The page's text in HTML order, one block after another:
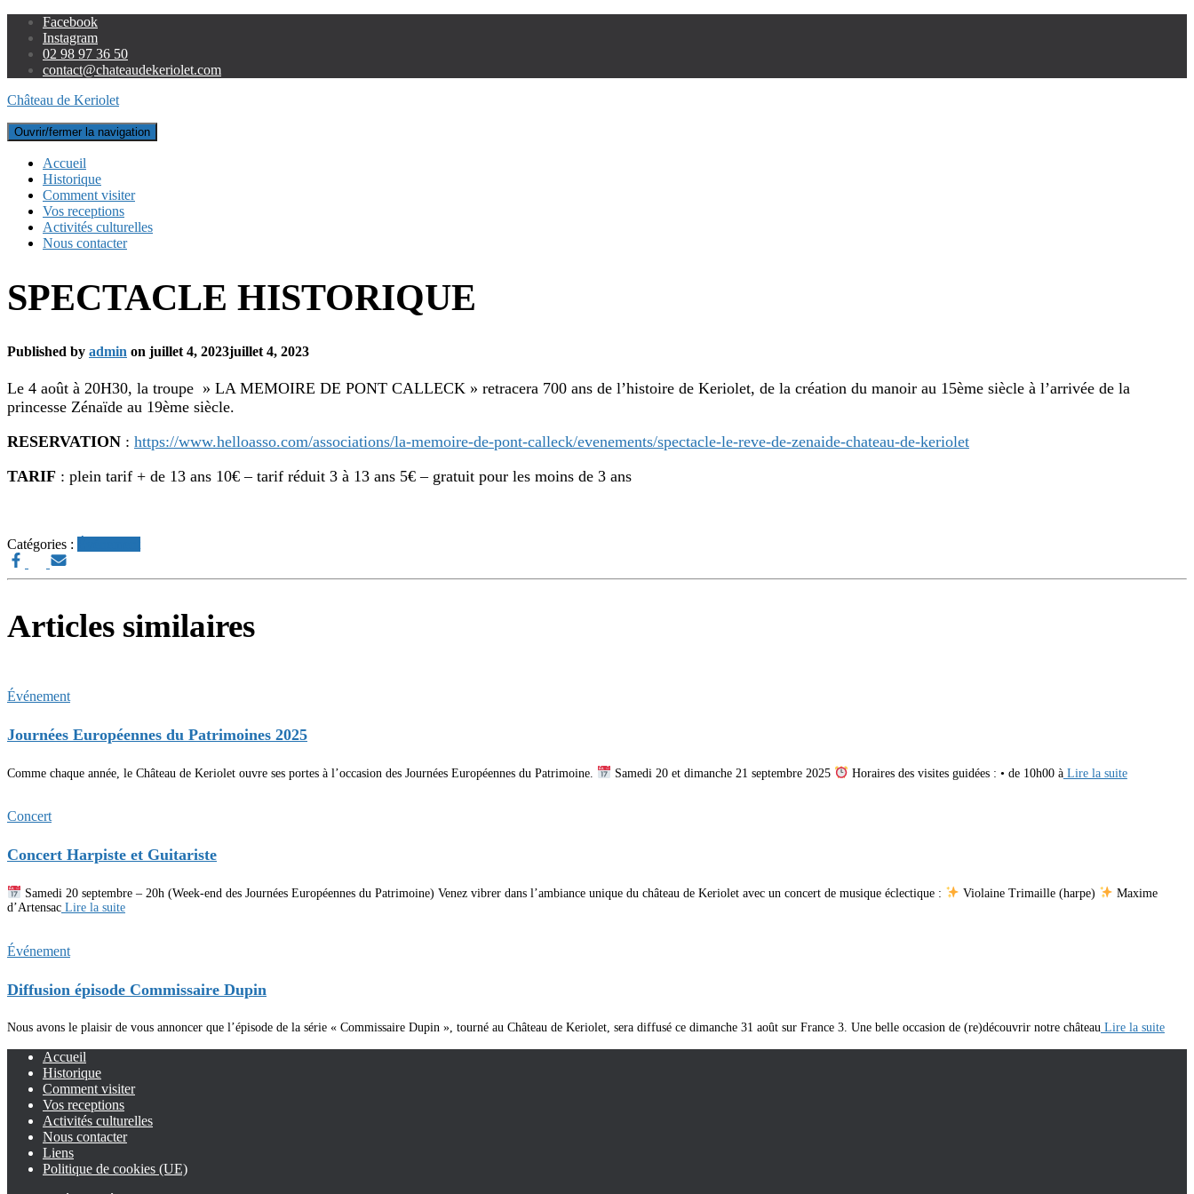
Facebook
Instagram
02 98 97 36 50
contact@chateaudekeriolet.com
Château de Keriolet
Ouvrir/fermer la navigation
Accueil
Historique
Comment visiter
Vos receptions
Activités culturelles
Nous contacter
SPECTACLE HISTORIQUE
Published by admin on juillet 4, 2023juillet 4, 2023
Le 4 août à 20H30, la troupe » LA MEMOIRE DE PONT CALLECK » retracera 700 ans de l’histoire de Keriolet, de la création du manoir au 15ème siècle à l’arrivée de la
princesse Zénaïde au 19ème siècle.
RESERVATION : https://www.helloasso.com/associations/la-memoire-de-pont-calleck/evenements/spectacle-le-reve-de-zenaide-chateau-de-keriolet
TARIF : plein tarif + de 13 ans 10€ – tarif réduit 3 à 13 ans 5€ – gratuit pour les moins de 3 ans
Catégories :
Articles similaires
Événement
Journées Européennes du Patrimoines 2025
Comme chaque année, le Château de Keriolet ouvre ses portes à l’occasion des Journées Européennes du Patrimoine. Samedi 20 et dimanche 21 septembre 2025 Horaires des visites guidées : • de 10h00 àLire la suite
Concert
Concert Harpiste et Guitariste
Samedi 20 septembre – 20h (Week-end des Journées Européennes du Patrimoine) Venez vibrer dans l’ambiance unique du château de Keriolet avec un concert de musique éclectique : Violaine Trimaille (harpe)
Maxime
d’Artensac Lire la suite
Événement
Diffusion épisode Commissaire Dupin
Nous avons le plaisir de vous annoncer que l’épisode de la série « Commissaire Dupin », tourné au Château de Keriolet, sera diffusé ce dimanche 31 août sur France 3. Une belle occasion de (re)découvrir notre château Lire la suite
Accueil
Historique
Comment visiter
Vos receptions
Activités culturelles
Nous contacter
Liens
Politique de cookies (UE)